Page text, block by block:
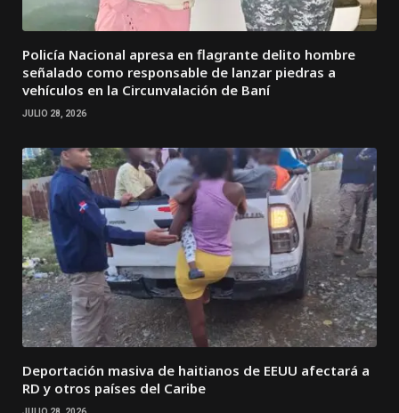
Policía Nacional apresa en flagrante delito hombre
señalado como responsable de lanzar piedras a
vehículos en la Circunvalación de Baní
JULIO 28, 2026
Deportación masiva de haitianos de EEUU afectará a
RD y otros países del Caribe